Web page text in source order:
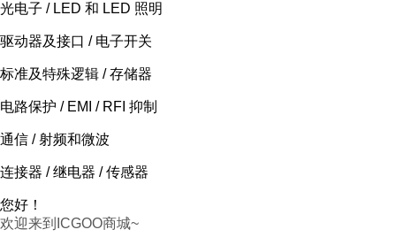
光电子 / LED 和 LED 照明
驱动器及接口 / 电子开关
标准及特殊逻辑 / 存储器
电路保护 / EMI / RFI 抑制
通信 / 射频和微波
连接器 / 继电器 / 传感器
您好！
欢迎来到ICGOO商城~